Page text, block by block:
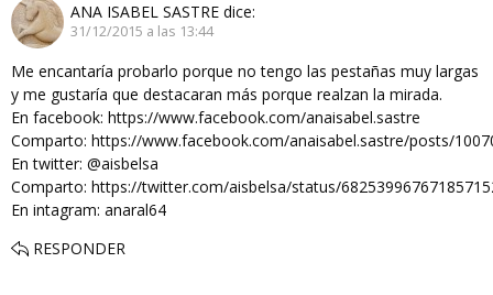
ANA ISABEL SASTRE dice:
31/12/2015 a las 13:44
Me encantaría probarlo porque no tengo las pestañas muy largas
y me gustaría que destacaran más porque realzan la mirada.
En facebook: https://www.facebook.com/anaisabel.sastre
Comparto: https://www.facebook.com/anaisabel.sastre/posts/
En twitter: @aisbelsa
Comparto: https://twitter.com/aisbelsa/status/
En intagram: anaral64
RESPONDER